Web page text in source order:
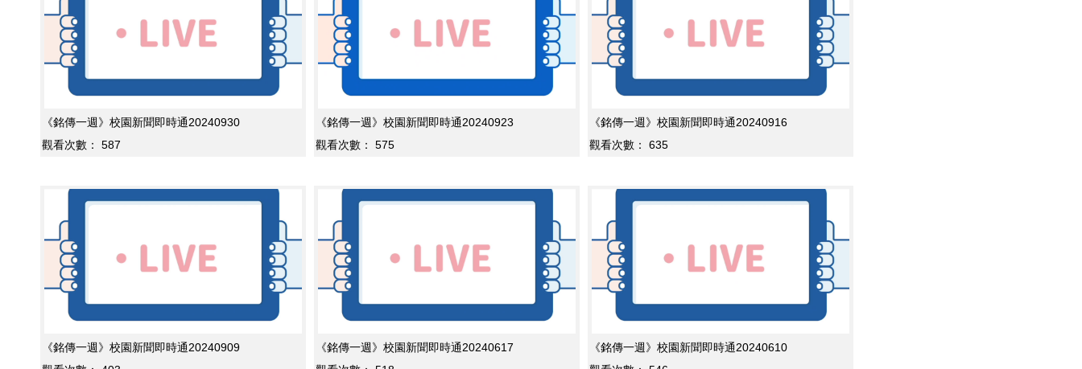
《銘傳一週》校園新聞即時通20240930
觀看次數：
587
《銘傳一週》校園新聞即時通20240923
觀看次數：
575
《銘傳一週》校園新聞即時通20240916
觀看次數：
635
《銘傳一週》校園新聞即時通20240909
《銘傳一週》校園新聞即時通20240617
《銘傳一週》校園新聞即時通20240610